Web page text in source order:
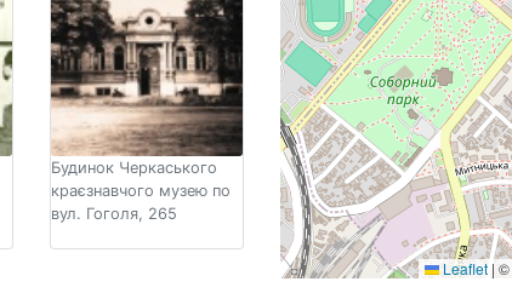
Будинок Черкаського
краєзнавчого музею по
вул. Гоголя, 265
Leaflet | ©